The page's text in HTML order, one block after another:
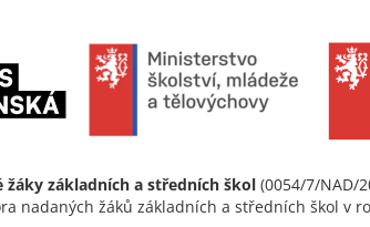
základních a středních škol (0054/7/NAD/
nadaných žáků základních a středních škol v